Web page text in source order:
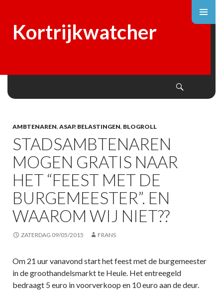
Kortrijkwatcher
AMBTENAREN, ASAP, BELASTINGEN, BLOGROLL
STADSAMBTENAREN
MOGEN GRATIS NAAR
HET “FEEST MET DE
BURGEMEESTER”. EN
WAAROM WIJ NIET??
ZATERDAG 09/05/2015 FRANS
Om 21 uur vanavond start het feest met de burgemeester
in de groothandelsmarkt te Heule. Het entreegeld
bedraagt 5 euro in voorverkoop en 10 euro aan de deur.